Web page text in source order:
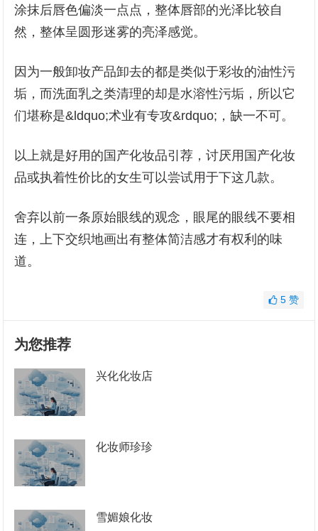
涂抹后唇色偏淡一点点，整体唇部的光泽比较自
然，整体呈圆形迷雾的亮泽感觉。
因为一般卸妆产品卸去的都是类似于彩妆的油性污
垢，而洗面乳之类清理的却是水溶性污垢，所以它
们堪称是&ldquo;术业有专攻&rdquo;，缺一不可。
以上就是好用的国产化妆品引荐，讨厌用国产化妆
品或执着性价比的女生可以尝试用于下这几款。
舍弃以前一条原始眼线的观念，眼尾的眼线不要相
连，上下交织地画出有整体简洁感才有权利的味
道。
5 赞
为您推荐
兴化化妆店
化妆师珍珍
雪媚娘化妆